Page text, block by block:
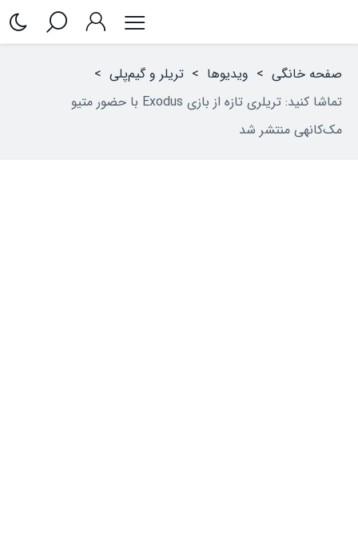
صفحه خانگی > ویدیوها > تریلر و گیم‌پلی >
تماشا کنید: تریلری تازه از بازی Exodus با حضور متیو
مک‌کانهی منتشر شد